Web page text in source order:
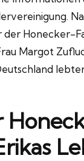
Honecker-
Margot